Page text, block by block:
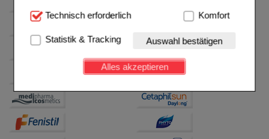
Technisch Notwendig:Hierbei handelt es sich um
Website notwendig sind (z.B. Navigation, Warenkorb,
Kundenkonto), weshalb auf diese nicht verzichtet
werden kann.
Einkaufserlebnis noch ansprechender zu gestalten,
beispielsweise für die Wiedererkennung des
Besuchers oder unsere Seite an bevorzugte
Verhaltensweisen (z.B. Spracheinstellung)
Technisch erforderlich Komfort
Statistik & Tracking Auswahl bestätigen
Alles akzeptieren